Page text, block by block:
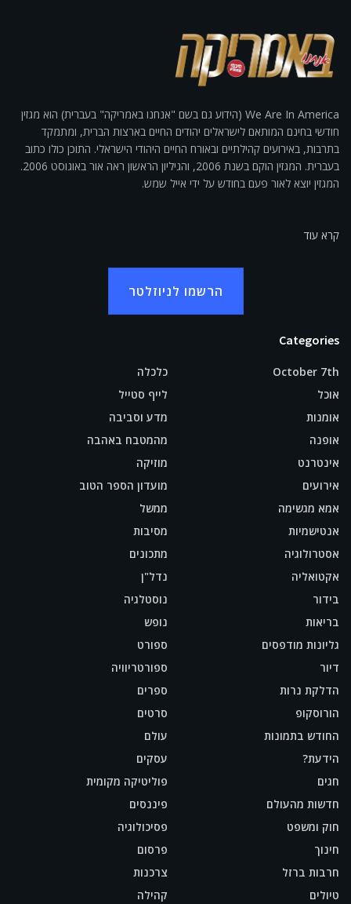
We Are In America (הידוע גם בשם "אנחנו באמריקה" בעברית) הוא מגזין
חודשי בחינם המותאם לישראלים יהודים החיים בארצות הברית, ומתמקד
בתרבות, באירועים קהילתיים ובאורח החיים היהודי הישראלי. התוכן כולו כתוב
בעברית. המגזין הוקם בשנת 2006, והגיליון הראשון ראה אור באוגוסט 2006.
המגזין יוצא לאור פעם בחודש על ידי אייל שמש.
קרא עוד
הרשמו לניוזלטר
Categories
October 7th
אוכל
אומנות
אופנה
אינטרנט
אירועים
אמא מגשימה
אנטישמיות
אסטרולוגיה
אקטואליה
בידור
בריאות
גליונות מודפסים
דיור
הדלקת נרות
הורוסקופ
החודש בתמונות
הידעת?
חגים
חדשות מהעולם
חוק ומשפט
חינוך
חרבות ברזל
טיולים
כלכלה
לייף סטייל
מדע וסביבה
מהמטבח באהבה
מוזיקה
מועדון הספר הטוב
ממשל
מסיבות
מתכונים
נדל"ן
נוסטלגיה
נופש
ספורט
ספורטריוויה
ספרים
סרטים
עולם
עסקים
פוליטיקה מקומית
פיננסים
פסיכולוגיה
פרסום
צרכנות
קהילה